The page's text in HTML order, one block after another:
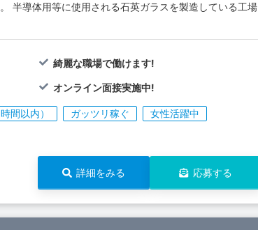
半導体用等に使用される石英ガラスを製造している工場
綺麗な職場で働けます!
オンライン面接実施中!
間以内） ガッツリ稼ぐ
女性活躍中
詳細をみる 応募する